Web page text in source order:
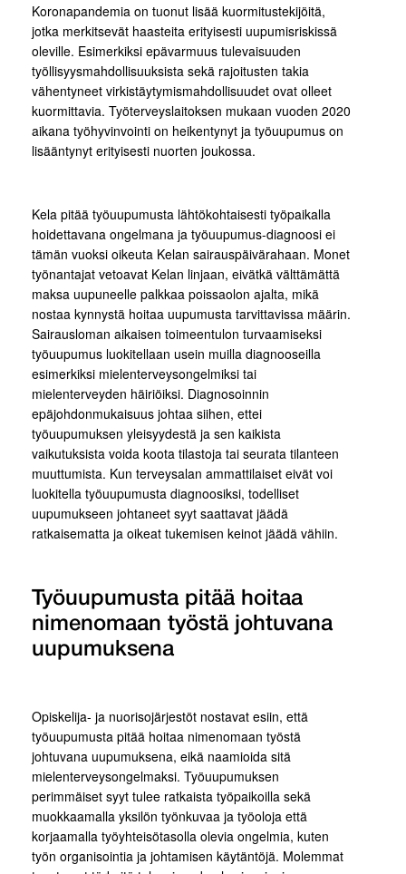
Koronapandemia on tuonut lisää kuormitustekijöitä,
jotka merkitsevät haasteita erityisesti uupumisriskissä
oleville. Esimerkiksi epävarmuus tulevaisuuden
työllisyysmahdollisuuksista sekä rajoitusten takia
vähentyneet virkistäytymismahdollisuudet ovat olleet
kuormittavia. Työterveyslaitoksen mukaan vuoden 2020
aikana työhyvinvointi on heikentynyt ja työuupumus on
lisääntynyt erityisesti nuorten joukossa.
Kela pitää työuupumusta lähtökohtaisesti työpaikalla
hoidettavana ongelmana ja työuupumus-diagnoosi ei
tämän vuoksi oikeuta Kelan sairauspäivärahaan. Monet
työnantajat vetoavat Kelan linjaan, eivätkä välttämättä
maksa uupuneelle palkkaa poissaolon ajalta, mikä
nostaa kynnystä hoitaa uupumusta tarvittavissa määrin.
Sairausloman aikaisen toimeentulon turvaamiseksi
työuupumus luokitellaan usein muilla diagnooseilla
esimerkiksi mielenterveysongelmiksi tai
mielenterveyden häiriöiksi. Diagnosoinnin
epäjohdonmukaisuus johtaa siihen, ettei
työuupumuksen yleisyydestä ja sen kaikista
vaikutuksista voida koota tilastoja tai seurata tilanteen
muuttumista. Kun terveysalan ammattilaiset eivät voi
luokitella työuupumusta diagnoosiksi, todelliset
uupumukseen johtaneet syyt saattavat jäädä
ratkaisematta ja oikeat tukemisen keinot jäädä vähiin.
Työuupumusta pitää hoitaa
nimenomaan työstä johtuvana
uupumuksena
Opiskelija- ja nuorisojärjestöt nostavat esiin, että
työuupumusta pitää hoitaa nimenomaan työstä
johtuvana uupumuksena, eikä naamioida sitä
mielenterveysongelmaksi. Työuupumuksen
perimmäiset syyt tulee ratkaista työpaikoilla sekä
muokkaamalla yksilön työnkuvaa ja työoloja että
korjaamalla työyhteisötasolla olevia ongelmia, kuten
työn organisointia ja johtamisen käytäntöjä. Molemmat